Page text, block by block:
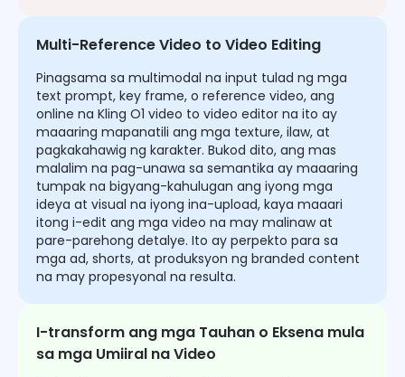
Multi-Reference Video to Video Editing
Pinagsama sa multimodal na input tulad ng mga
text prompt, key frame, o reference video, ang
online na Kling O1 video to video editor na ito ay
maaaring mapanatili ang mga texture, ilaw, at
pagkakahawig ng karakter. Bukod dito, ang mas
malalim na pag-unawa sa semantika ay maaaring
tumpak na bigyang-kahulugan ang iyong mga
ideya at visual na iyong ina-upload, kaya maaari
itong i-edit ang mga video na may malinaw at
pare-parehong detalye. Ito ay perpekto para sa
mga ad, shorts, at produksyon ng branded content
na may propesyonal na resulta.
I-transform ang mga Tauhan o Eksena mula
sa mga Umiiral na Video